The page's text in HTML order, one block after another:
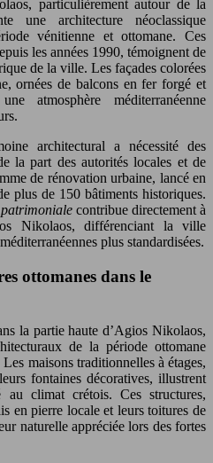
particulièrement autour de la
une architecture néoclassique
vénitienne et ottomane. Ces
les années 1990, témoignent de
de la ville. Les façades colorées
ornées de balcons en fer forgé et
atmosphère méditerranéenne
architectural a nécessité des
la part des autorités locales et de
de rénovation urbaine, lancé en
plus de 150 bâtiments historiques.
contribue directement à
Nikolaos, différenciant la ville
plus standardisées.
ottomanes dans le
la partie haute d’Agios Nikolaos,
de la période ottomane
maisons traditionnelles à étages,
fontaines décoratives, illustrent
climat crétois. Ces structures,
en pierre locale et leurs toitures de
naturelle appréciée lors des fortes